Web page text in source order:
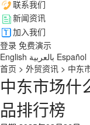
联系我们
新闻资讯
加入我们
登录 免费演示
English بالعربية Español
首页 > 外贸资讯 > 中东
中东市场什
品排行榜